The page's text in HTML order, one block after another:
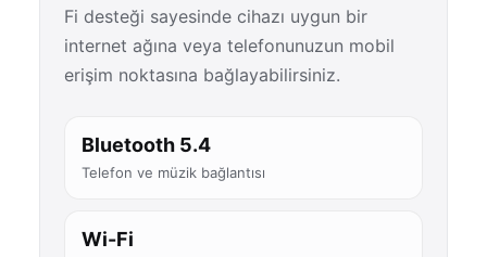
Fi desteği sayesinde cihazı uygun bir
internet ağına veya telefonunuzun mobil
erişim noktasına bağlayabilirsiniz.
Bluetooth 5.4
Telefon ve müzik bağlantısı
Wi-Fi